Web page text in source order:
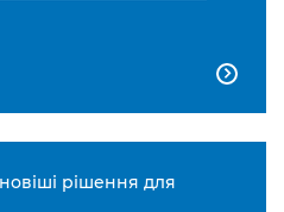

рішення для